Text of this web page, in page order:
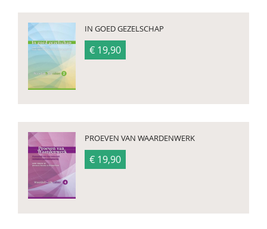
IN GOED GEZELSCHAP
€ 19,90
PROEVEN VAN WAARDENWERK
€ 19,90